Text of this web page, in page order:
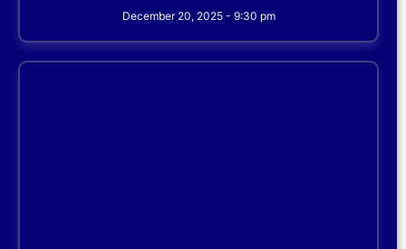
December 20, 2025 9:30 pm